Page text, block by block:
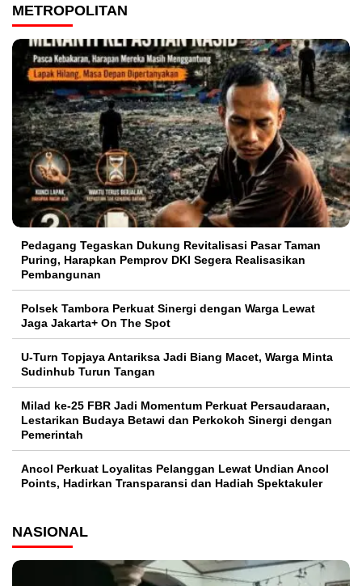
METROPOLITAN
Pedagang Tegaskan Dukung Revitalisasi Pasar Taman
Puring, Harapkan Pemprov DKI Segera Realisasikan
Pembangunan
Polsek Tambora Perkuat Sinergi dengan Warga Lewat
Jaga Jakarta+ On The Spot
U-Turn Topjaya Antariksa Jadi Biang Macet, Warga Minta
Sudinhub Turun Tangan
Milad ke-25 FBR Jadi Momentum Perkuat Persaudaraan,
Lestarikan Budaya Betawi dan Perkokoh Sinergi dengan
Pemerintah
Ancol Perkuat Loyalitas Pelanggan Lewat Undian Ancol
Points, Hadirkan Transparansi dan Hadiah Spektakuler
NASIONAL